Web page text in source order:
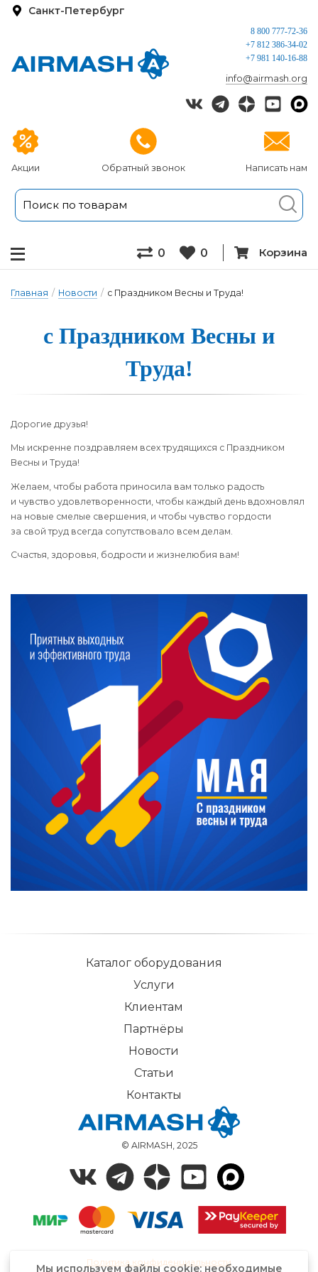
Санкт-Петербург
Акции Обратный звонок Написать нам
8 800 777-72-36
+7 812 386-34-02
+7 981 140-16-88
info@airmash.org
0 0 Корзина
Главная / Новости / с Праздником Весны и Труда!
с Праздником Вес­ны и
Тру­да!
Дорогие друзья!
Мы искренне поздравляем всех трудящихся с Праздником
Весны и Труда!
Желаем, чтобы работа приносила вам только радость
и чувство удовлетворенности, чтобы каждый день вдохновлял
на новые смелые свершения, и чтобы чувство гордости
за свой труд всегда сопутствовало всем делам.
Счастья, здоровья, бодрости и жизнелюбия вам!
© AIRMASH, 2025
Каталог оборудования
Услуги
Клиентам
Партнёры
Новости
Статьи
Контакты
Политика конфиденциальности
Мы используем файлы cookie: необходимые